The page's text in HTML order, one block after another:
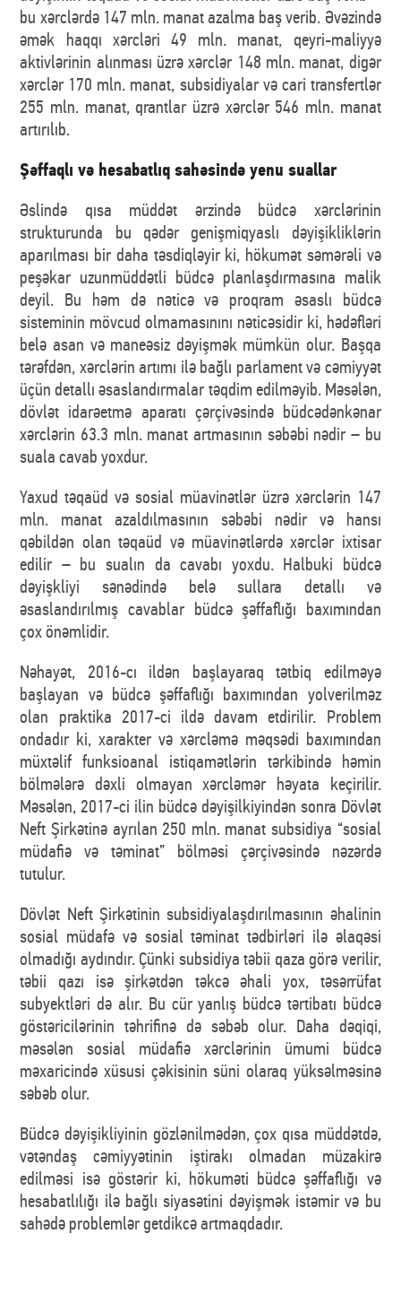
bu xərclərdə 147 mln. manat azalma baş verib. Əvəzində
əmək haqqı xərcləri 49 mln. manat, qeyri-maliyyə
aktivlərinin alınması üzrə xərclər 148 mln. manat, digər
xərclər 170 mln. manat, subsidiyalar və cari transfertlər
255 mln. manat, qrantlar üzrə xərclər 546 mln. manat
artırılıb.
Şəffaqlı və hesabatlıq sahəsində yenu suallar
Əslində qısa müddət ərzində büdcə xərclərinin
strukturunda bu qədər genişmiqyaslı dəyişikliklərin
aparılması bir daha təsdiqləyir ki, hökumət səmərəli və
peşəkar uzunmüddətli büdcə planlaşdırmasına malik
deyil. Bu həm də nəticə və proqram əsaslı büdcə
sisteminin mövcud olmamasınını nəticəsidir ki, hədəfləri
belə asan və maneəsiz dəyişmək mümkün olur. Başqa
tərəfdən, xərclərin artımı ilə bağlı parlament və cəmiyyət
üçün detallı əsaslandırmalar təqdim edilməyib. Məsələn,
dövlət idarəetmə aparatı çərçivəsində büdcədənkənar
xərclərin 63.3 mln. manat artmasının səbəbi nədir – bu
suala cavab yoxdur.
Yaxud təqaüd və sosial müavinətlər üzrə xərclərin 147
mln. manat azaldılmasının səbəbi nədir və hansı
qəbildən olan təqaüd və müavinətlərdə xərclər ixtisar
edilir – bu sualın da cavabı yoxdu. Halbuki büdcə
dəyişkliyi sənədində belə sullara detallı və
əsaslandırılmış cavablar büdcə şəffaflığı baxımından
çox önəmlidir.
Nəhayət, 2016-cı ildən başlayaraq tətbiq edilməyə
başlayan və büdcə şəffaflığı baxımından yolverilməz
olan praktika 2017-ci ildə davam etdirilir. Problem
ondadır ki, xarakter və xərcləmə məqsədi baxımından
müxtəlif funksioanal istiqamətlərin tərkibində həmin
bölmələrə dəxli olmayan xərcləmər həyata keçirilir.
Məsələn, 2017-ci ilin büdcə dəyişilkiyindən sonra Dövlət
Neft Şirkətinə ayrılan 250 mln. manat subsidiya “sosial
müdafiə və təminat” bölməsi çərçivəsində nəzərdə
tutulur.
Dövlət Neft Şirkətinin subsidiyalaşdırılmasının əhalinin
sosial müdafə və sosial təminat tədbirləri ilə əlaqəsi
olmadığı aydındır. Çünki subsidiya təbii qaza görə verilir,
təbii qazı isə şirkətdən təkcə əhali yox, təsərrüfat
subyektləri də alır. Bu cür yanlış büdcə tərtibatı büdcə
göstəricilərinin təhrifinə də səbəb olur. Daha dəqiqi,
məsələn sosial müdafiə xərclərinin ümumi büdcə
məxaricində xüsusi çəkisinin süni olaraq yüksəlməsinə
səbəb olur.
Büdcə dəyişikliyinin gözlənilmədən, çox qısa müddətdə,
vətəndaş cəmiyyətinin iştirakı olmadan müzakirə
edilməsi isə göstərir ki, hökuməti büdcə şəffaflığı və
hesabatlılığı ilə bağlı siyasətini dəyişmək istəmir və bu
sahədə problemlər getdikcə artmaqdadır.